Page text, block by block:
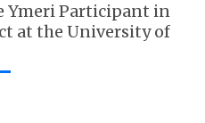
Ymeri Participant in
at the University of